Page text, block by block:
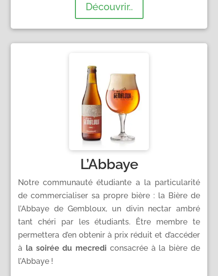
Découvrir..
L’Abbaye
Notre communauté étudiante a la particularité
de commercialiser sa propre bière : la Bière de
l’Abbaye de Gembloux, un divin nectar ambré
tant chéri par les étudiants. Être membre te
permettera d’en obtenir à prix réduit et d’accéder
à la soirée du mecredi consacrée à la bière de
l’Abbaye !